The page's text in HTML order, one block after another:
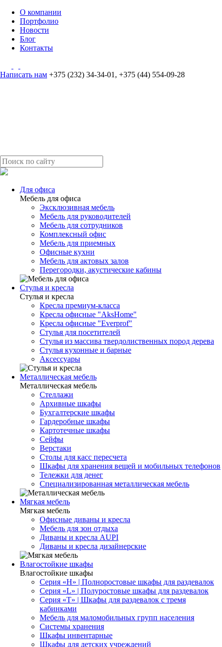
О компании
Портфолио
Новости
Блог
Контакты
Написать нам +375 (232) 34-34-01 , +375 (44) 554-09-28
Для офиса
Мебель для офиса
Эксклюзивная мебель
Мебель для руководителей
Мебель для сотрудников
Комплексный офис
Мебель для приемных
Офисные кухни
Мебель для актовых залов
Перегородки, акустические кабины
Стулья и кресла
Стулья и кресла
Кресла премиум-класса
Кресла офисные "AksHome"
Кресла офисные "Everprof"
Стулья для посетителей
Стулья из массива твердолиственных пород дерева
Стулья кухонные и барные
Аксессуары
Металлическая мебель
Металлическая мебель
Стеллажи
Архивные шкафы
Бухгалтерские шкафы
Гардеробные шкафы
Картотечные шкафы
Сейфы
Верстаки
Столы для касс пересчета
Шкафы для хранения вещей и мобильных телефонов
Тележки для денег
Специализированная металлическая мебель
Мягкая мебель
Мягкая мебель
Офисные диваны и кресла
Мебель для зон отдыха
Диваны и кресла AUPI
Диваны и кресла дизайнерские
Влагостойкие шкафы
Влагостойкие шкафы
Серия «H» | Полноростовые шкафы для раздевалок
Серия «L» | Полуростовые шкафы для раздевалок
Серия «T» | Шкафы для раздевалок с тремя
кабинками
Мебель для маломобильных групп населения
Системы хранения
Шкафы инвентарные
Шкафы для детских учреждений